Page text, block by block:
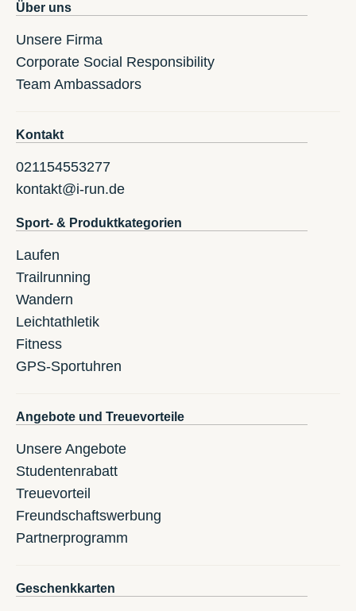
Über uns
Unsere Firma
Corporate Social Responsibility
Team Ambassadors
Kontakt
021154553277
kontakt@i-run.de
Sport- & Produktkategorien
Laufen
Trailrunning
Wandern
Leichtathletik
Fitness
GPS-Sportuhren
Angebote und Treuevorteile
Unsere Angebote
Studentenrabatt
Treuevorteil
Freundschaftswerbung
Partnerprogramm
Geschenkkarten